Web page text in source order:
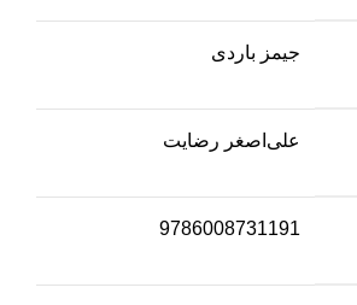
جیمز باردی
علی‌اصغر رضایت
9786008731191